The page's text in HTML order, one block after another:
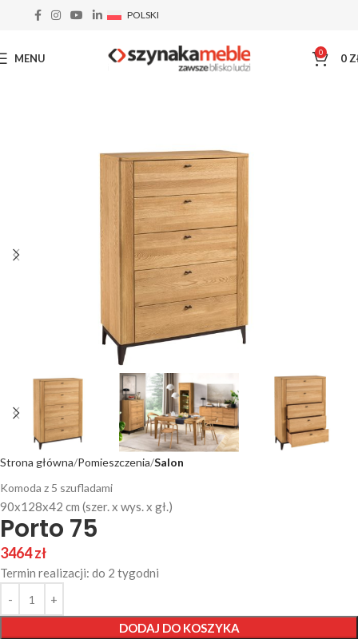
POLSKI
MENU 0 0
Strona główna Pomieszczenia Salon
Porto 75
90x128x42 cm (szer. x wys. x gł.)
Komoda z 5 szufladami
3464zł
Termin realizacji: do 2 tygodni
DODAJ DO KOSZYKA